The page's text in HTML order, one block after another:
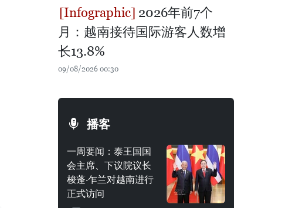
2026年前7个
月：越南接待国际游客人数增
长13.8%
09/08/2026 00:30
播客
一周要闻：泰王国国
会主席、下议院议长
梭蓬·乍兰对越南进行
正式访问